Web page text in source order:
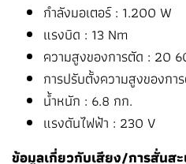
กำลังมอเตอร์ : 1.200 W
แรงบิด : 13 Nm
ความสูงของการตัด : 20
การปรับตั้งความสูงของกา
น้ำหนัก : 6.8 กก.
แรงดันไฟฟ้า : 230 V
ข้อมูลเกี่ยวกับเสียง/การสั่นสะ